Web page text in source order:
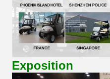
Exposition